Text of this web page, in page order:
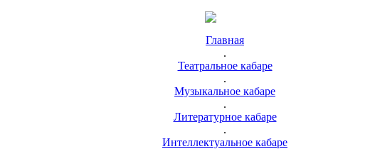
Главная
.
Театральное кабаре
.
Музыкальное кабаре
.
Литературное кабаре
.
Интеллектуальное кабаре